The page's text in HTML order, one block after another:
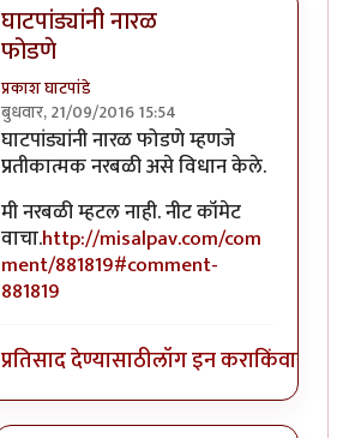
घाटपांड्यांनी नारळ
फोडणे
प्रकाश घाटपांडे
बुधवार, 21/09/2016 15:54
In reply toआत्मबंधवाल्यानी `कोहळा म्हणजे
घाटपांड्यांनी नारळ फोडणे म्हणजे
प्रतीकात्मक नरबळी असे विधान केले.
मी नरबळी म्हटल नाही. नीट कॉमेट
वाचा.http://misalpav.com/com
ment/881819#comment-
881819
प्रतिसाद देण्यासाठीलॉग इन कराकिंवा